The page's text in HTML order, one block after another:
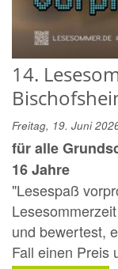
14.
Freitag, 19. Juni
für alle
16 Jahre
"Lesespaß
und bewertest,
Fall einen Preis